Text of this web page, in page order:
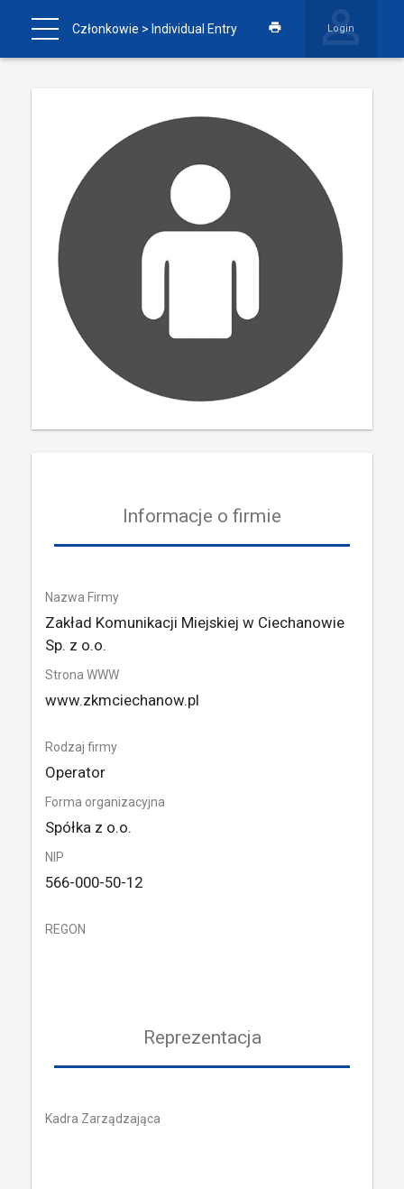
Członkowie > Individual Entry Login
Informacje o firmie
Nazwa Firmy
Zakład Komunikacji Miejskiej w Ciechanowie
Sp. z o.o.
Strona WWW
www.zkmciechanow.pl
Rodzaj firmy
Operator
Forma organizacyjna
Spółka z o.o.
NIP
566-000-50-12
REGON
Reprezentacja
Kadra Zarządzająca